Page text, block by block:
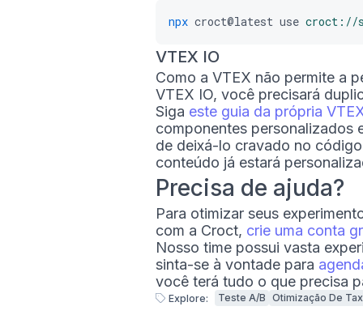
npx croct@latest use croct://
VTEX IO
Como a VTEX não permite a
VTEX IO, você precisará
Siga este guia da própria
componentes personalizados
de deixá-lo cravado no
conteúdo já estará
Precisa de ajuda?
Para otimizar seus
com a Croct, crie uma conta
Nosso time possui vasta
sinta-se à vontade para
você terá tudo o que precisa
Explore: Teste A/B Otimização De